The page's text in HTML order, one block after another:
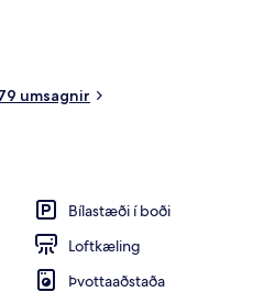
Park almenningsgarðurinn og
Aðrir gestir hafa
sé meðal helstu kosta
fara til að komast í
Queensbridge lestarstöðin er í 8
umsagnir
Bílastæði í boði
Loftkæling
Þvottaaðstaða